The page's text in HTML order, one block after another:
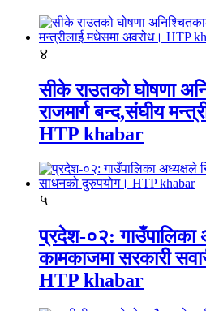
४
सीके राउतको घोषणा
राजमार्ग बन्द,संघीय
HTP khabar
५
प्रदेश-०२: गाउँपालिका
कामकाजमा सरकारी
HTP khabar